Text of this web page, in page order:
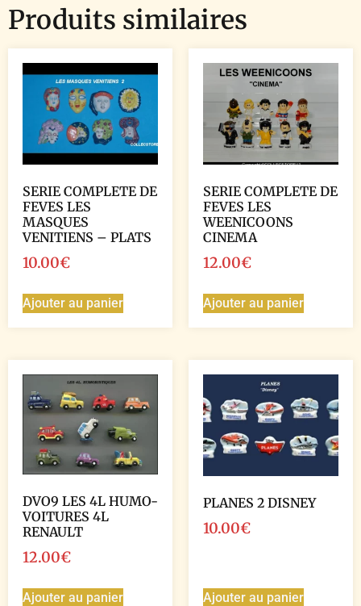
Produits similaires
SERIE COMPLETE DE
FEVES LES
MASQUES
VENITIENS – PLATS
10.00€
Ajouter au panier
SERIE COMPLETE DE
FEVES LES
WEENICOONS
CINEMA
12.00€
Ajouter au panier
DVO9 LES 4L HUMO-
VOITURES 4L
RENAULT
12.00€
Ajouter au panier
PLANES 2 DISNEY
10.00€
Ajouter au panier